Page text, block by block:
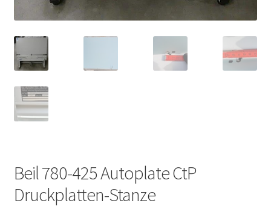
Beil 780-425 Autoplate CtP
Druckplatten-Stanze